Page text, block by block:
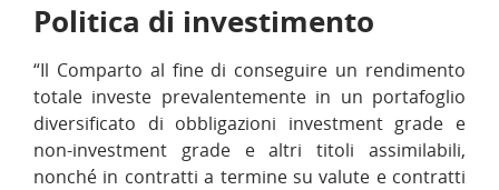
Politica di investimento
“Il Comparto al fine di conseguire un rendimento
totale investe prevalentemente in un portafoglio
diversificato di obbligazioni investment grade e
non-investment grade e altri titoli assimilabili,
nonché in contratti a termine su valute e contratti